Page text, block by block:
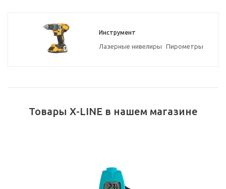
Инструмент
Лазерные нивелиры Пирометры
Товары X-LINE в нашем магазине